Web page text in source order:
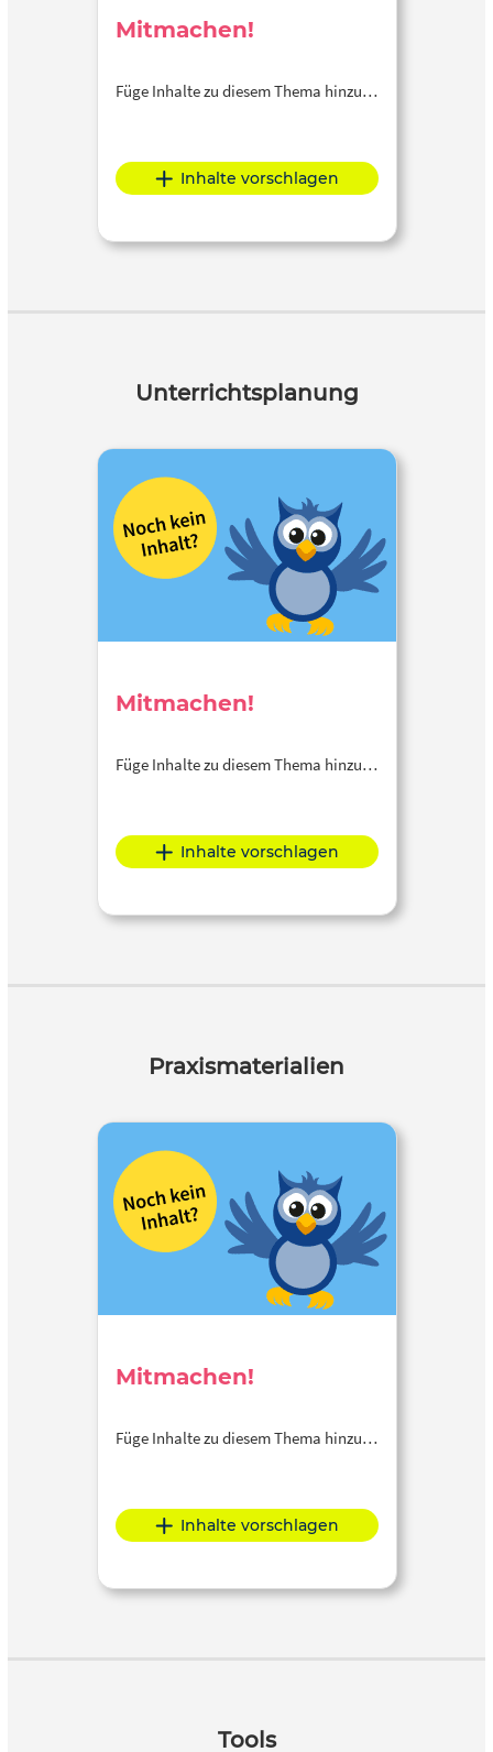
Mitmachen!
Füge Inhalte zu diesem Thema hinzu…
Inhalte vorschlagen
Unterrichtsplanung
Mitmachen!
Füge Inhalte zu diesem Thema hinzu…
Inhalte vorschlagen
Praxismaterialien
Mitmachen!
Füge Inhalte zu diesem Thema hinzu…
Inhalte vorschlagen
Tools